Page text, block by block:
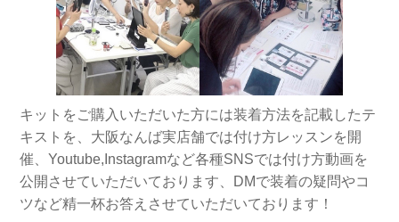
キットをご購入いただいた方には装着方法を記載したテ
キストを、大阪なんば実店舗では付け方レッスンを開
催、Youtube,Instagramなど各種SNSでは付け方動画を
公開させていただいております、DMで装着の疑問やコ
ツなど精一杯お答えさせていただいております！